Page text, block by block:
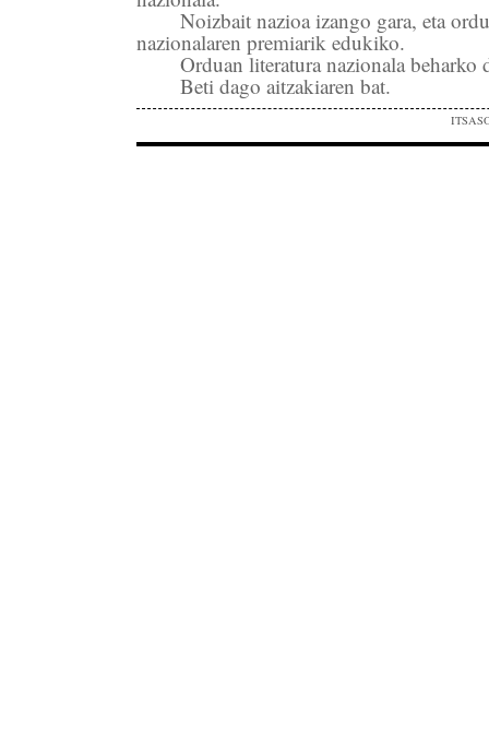
Noizbait nazioa izango gara, eta
nazionalaren premiarik edukiko.
Orduan literatura nazionala beharko
Beti dago aitzakiaren bat.